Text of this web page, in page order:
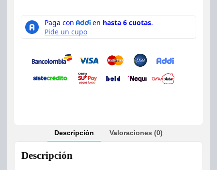
Descripción Valoraciones (0)
Descripción